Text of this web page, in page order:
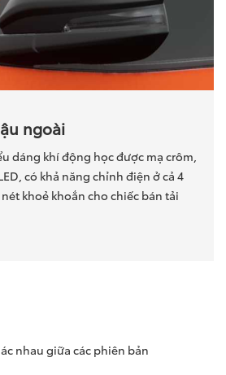
ngoài
dáng khí động học được mạ crôm,
có khả năng chỉnh điện ở cả 4
khoẻ khoắn cho chiếc bán tải
nhau giữa các phiên bản